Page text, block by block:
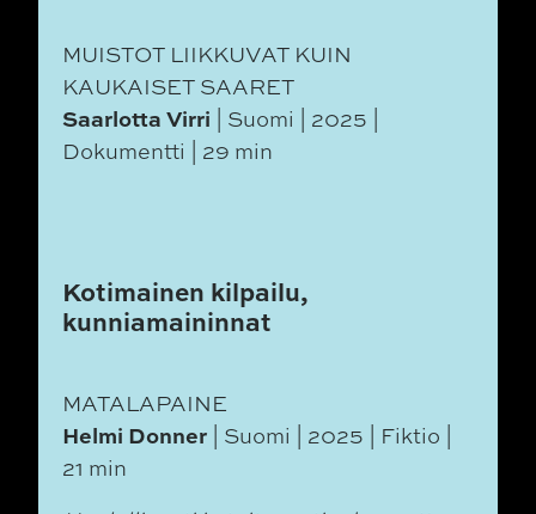
MUISTOT LIIKKUVAT KUIN
KAUKAISET SAARET
Saarlotta Virri | Suomi | 2025 |
Dokumentti | 29 min
Kotimainen kilpailu,
kunniamaininnat
MATALAPAINE
Helmi Donner| Suomi | 2025 | Fiktio |
21 min